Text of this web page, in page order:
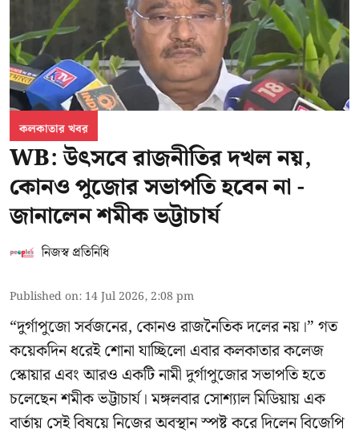
কলকাতার খবর
WB: উৎসবে রাজনীতির দখল নয়,
কোনও পুজোর সভাপতি হবেন না -
জানালেন শমীক ভট্টাচার্য
নিজস্ব প্রতিনিধি
Published on: 14 Jul 2026, 2:08 pm
“দুর্গাপুজো সর্বজনের, কোনও রাজনৈতিক দলের নয়।” গত
কয়েকদিন ধরেই শোনা যাচ্ছিলো এবার কলকাতার কলেজ
স্কোয়ার এবং আরও একটি নামী দুর্গাপুজোর সভাপতি হতে
চলেছেনশমীক ভট্টাচার্য। মঙ্গলবার সোশ্যাল মিডিয়ায় এক
বার্তায় সেই বিষয়ে নিজের অবস্থান স্পষ্ট করে দিলেন বিজেপি